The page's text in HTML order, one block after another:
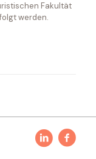
Fakultät
werden.